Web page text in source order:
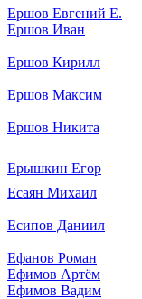
Ершов Евгений Е.
Ершов Иван
Ершов Кирилл
Ершов Максим
Ершов Никита
Ерышкин Егор
Есаян Михаил
Есипов Даниил
Ефанов Роман
Ефимов Артём
Ефимов Вадим